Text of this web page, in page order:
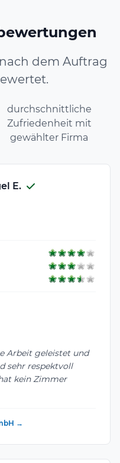
dem Auftrag
durchschnittliche
Zufriedenheit mit
gewählter Firma
E.
Arbeit geleistet und
sehr respektvoll
kein Zimmer
→